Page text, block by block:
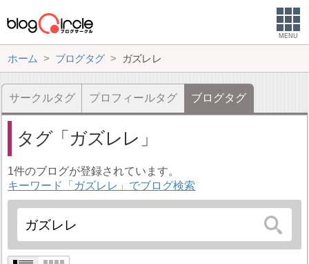
MENU
ホーム ブログタグ ガズレレ
サークルタグ プロフィールタグ ブログタグ
タグ ガズレレ
1件のブログが登録されています。
キーワード「ガズレレ」でブログ検索